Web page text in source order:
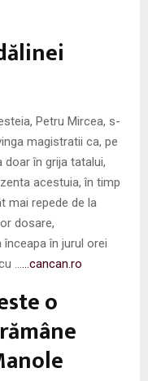
Petru Mircea, s-
magistratii ca, pe
în grija tatalui,
acestuia, în timp
mai repede de la
dosare,
în jurul orei
…
…cancan.ro
o